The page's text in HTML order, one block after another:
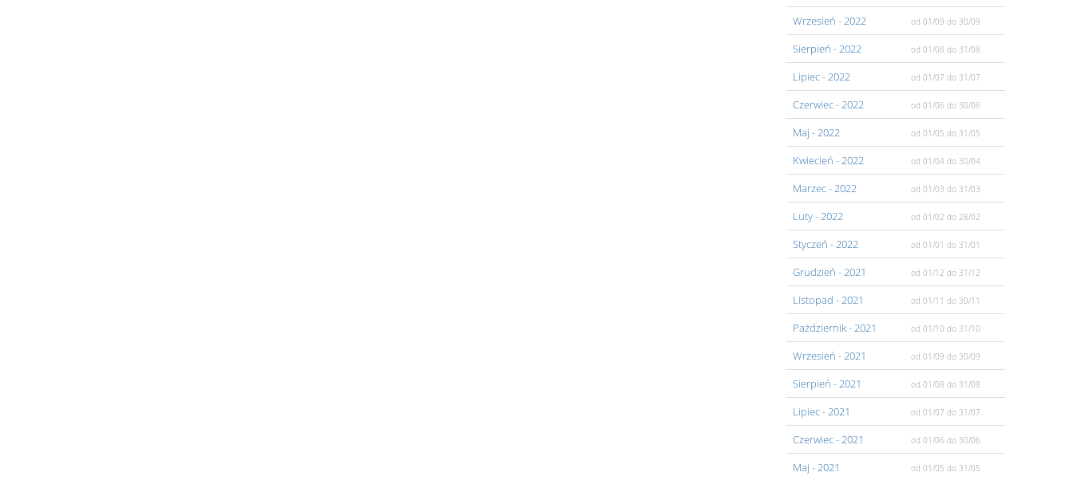
Wrzesień - 2022 od 01/09 do 30/09
Sierpień - 2022 od 01/08 do 31/08
Lipiec- 2022 od 01/07 do 31/07
Czerwiec- 2022 od 01/06 do 30/06
Maj - 2022 od 01/05 do 31/05
Kwiecień - 2022 od 01/04 do 30/04
Marzec- 2022 od 01/03 do 31/03
Luty- 2022 od 01/02 do 28/02
Styczeń - 2022 od 01/01 do 31/01
Grudzień - 2021 od 01/12 do 31/12
Listopad - 2021 od 01/11 do 30/11
Pażdziernik- 2021 od 01/10 do 31/10
Wrzesień - 2021 od 01/09 do 30/09
Sierpień - 2021 od 01/08 do 31/08
Lipiec- 2021 od 01/07 do 31/07
Czerwiec- 2021 od 01/06 do 30/06
Maj - 2021 od 01/05 do 31/05